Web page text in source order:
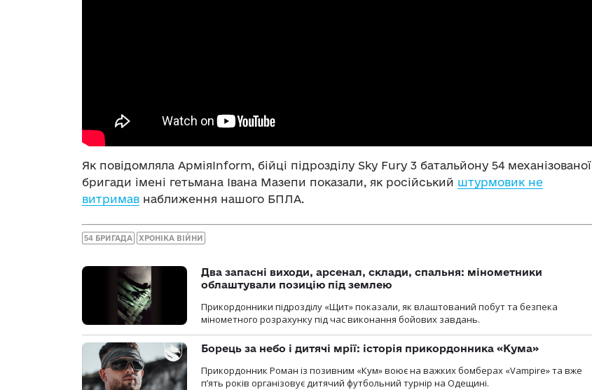
Як повідомляла АрміяInform, бійці підрозділу Sky Fury 3 батальйону 54 механізованої
бригади імені гетьмана Івана Мазепи показали, як російський штурмовик не
витримав наближення нашого БПЛА.
54 БРИГАДА ХРОНІКА ВІЙНИ
Два запасні виходи, арсенал, склади, спальня: мінометники
облаштували позицію під землею
Прикордонники підрозділу «Щит» показали, як влаштований побут та безпека
мінометного розрахунку під час виконання бойових завдань.
Борець за небо і дитячі мрії: історія прикордонника «Кума»
Прикордонник Роман із позивним «Кум» воює на важких бомберах «Vampire» та вже
п’ять років організовує дитячий футбольний турнір на Одещині.